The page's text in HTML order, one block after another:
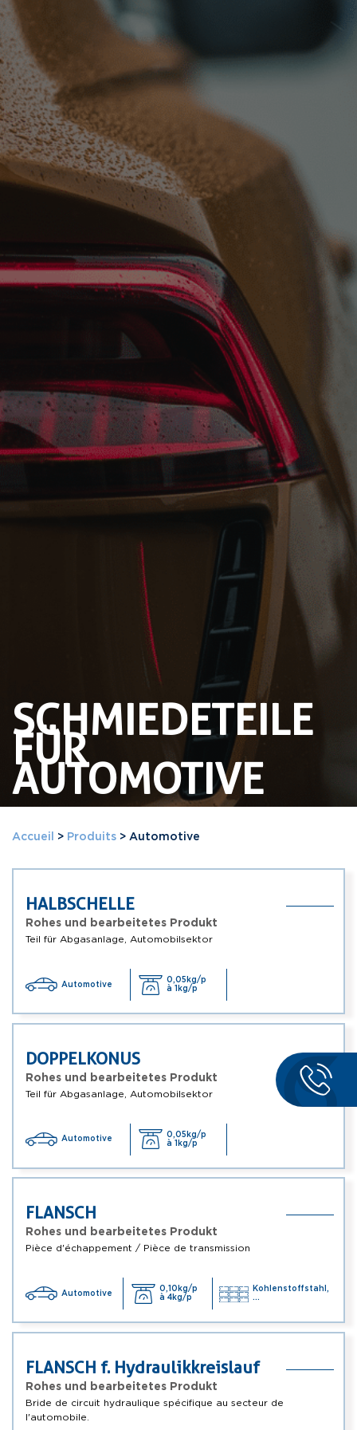
SCHMIEDETEILE
FÜR
AUTOMOTIVE
Accueil > Produits > Automotive
HALBSCHELLE
Rohes und bearbeitetes Produkt
Teil für Abgasanlage, Automobilsektor
Automotive
0,05kg/p
à 1kg/p
DOPPELKONUS
Rohes und bearbeitetes Produkt
Teil für Abgasanlage, Automobilsektor
Automotive
0,05kg/p
à 1kg/p
FLANSCH
Rohes und bearbeitetes Produkt
Pièce d'échappement / Pièce de transmission
Automotive
0,10kg/p
à 4kg/p
Kohlenstoffstahl,
...
FLANSCH f. Hydraulikkreislauf
Rohes und bearbeitetes Produkt
Bride de circuit hydraulique spécifique au secteur de
l'automobile.